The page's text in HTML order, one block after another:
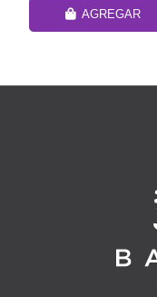
AGREGAR